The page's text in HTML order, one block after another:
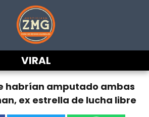
VIRAL
habrían amputado ambas
ex estrella de lucha libre